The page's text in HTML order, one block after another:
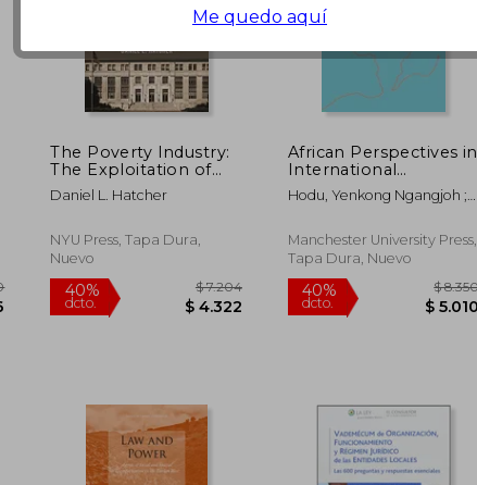
$ 2.616 50%
dcto.
$ 2.556
The Poverty Industry:
The Exploitation of
America's Most
Vulnerable Citizens
Society)
Daniel L. Hatcher
NYU Press, Tapa Dura,
Nuevo
African Perspectives in
International
Investment Law:
African Perspectives in
Investment law
(Melland Schill
International Law) (en
Inglés)
Hodu, Yenkong Ngangjoh ;
Manchester University Press,
Tapa Dura, Nuevo
Me quedo aquí